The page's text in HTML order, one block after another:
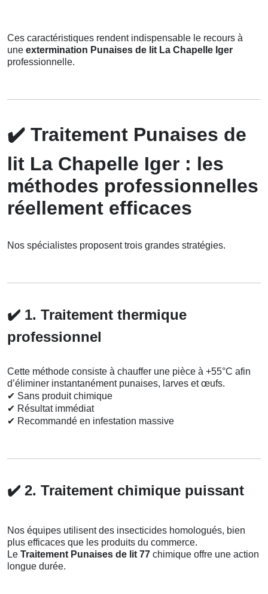
Ces caractéristiques rendent indispensable le recours à
une extermination Punaises de lit La Chapelle Iger
professionnelle.
✔️ Traitement Punaises de
lit La Chapelle Iger : les
méthodes professionnelles
réellement efficaces
Nos spécialistes proposent trois grandes stratégies.
✔️ 1. Traitement thermique
professionnel
Cette méthode consiste à chauffer une pièce à +55°C afin
d’éliminer instantanément punaises, larves et œufs.
✔ Sans produit chimique
✔ Résultat immédiat
✔ Recommandé en infestation massive
✔️ 2. Traitement chimique puissant
Nos équipes utilisent des insecticides homologués, bien
plus efficaces que les produits du commerce.
Le Traitement Punaises de lit 77 chimique offre une action
longue durée.